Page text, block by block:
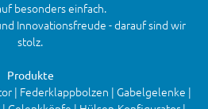
besonders einfach.
Innovationsfreude - darauf sind wir
stolz.
Produkte
| Federklappbolzen | Gabelgelenke |